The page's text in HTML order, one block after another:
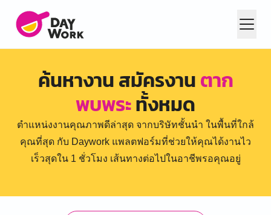
ค้นหางาน สมัครงานตาก
พบพระทั้งหมด
ตำแหน่งงานคุณภาพดีล่าสุด จากบริษัทชั้นนำ ในพื้นที่ใกล้
คุณที่สุด กับ Daywork แพลตฟอร์มที่ช่วยให้คุณได้งานไว
เร็วสุดใน 1 ชั่วโมง เส้นทางต่อไปในอาชีพรอคุณอยู่